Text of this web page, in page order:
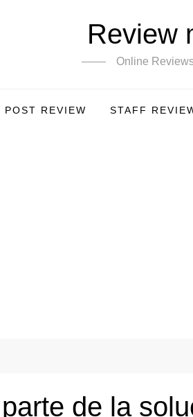
Review
Online
POST REVIEW STAFF
de la